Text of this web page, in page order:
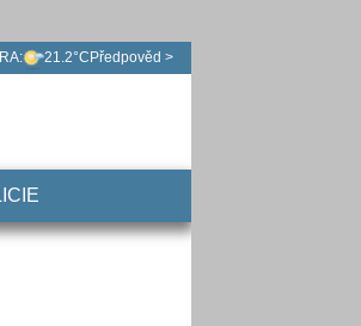
21.2°C Předpověd >